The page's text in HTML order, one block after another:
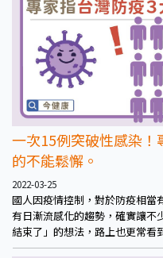
一次15例突破性感染
的不能鬆懈。
2022-03-25
國人因疫情控制，對於防疫相當
有日漸流感化的趨勢，確實讓不
結束了」的想法，路上也更常看
不戴口罩的，這樣的觀念其實不